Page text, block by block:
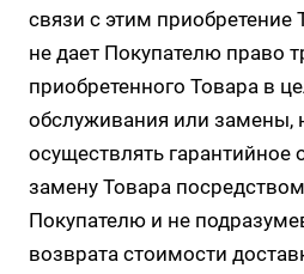
связи с этим приобретение
не дает Покупателю право
приобретенного Товара в
обслуживания или замены,
осуществлять гарантийное
замену Товара
Покупателю и не
возврата стоимости